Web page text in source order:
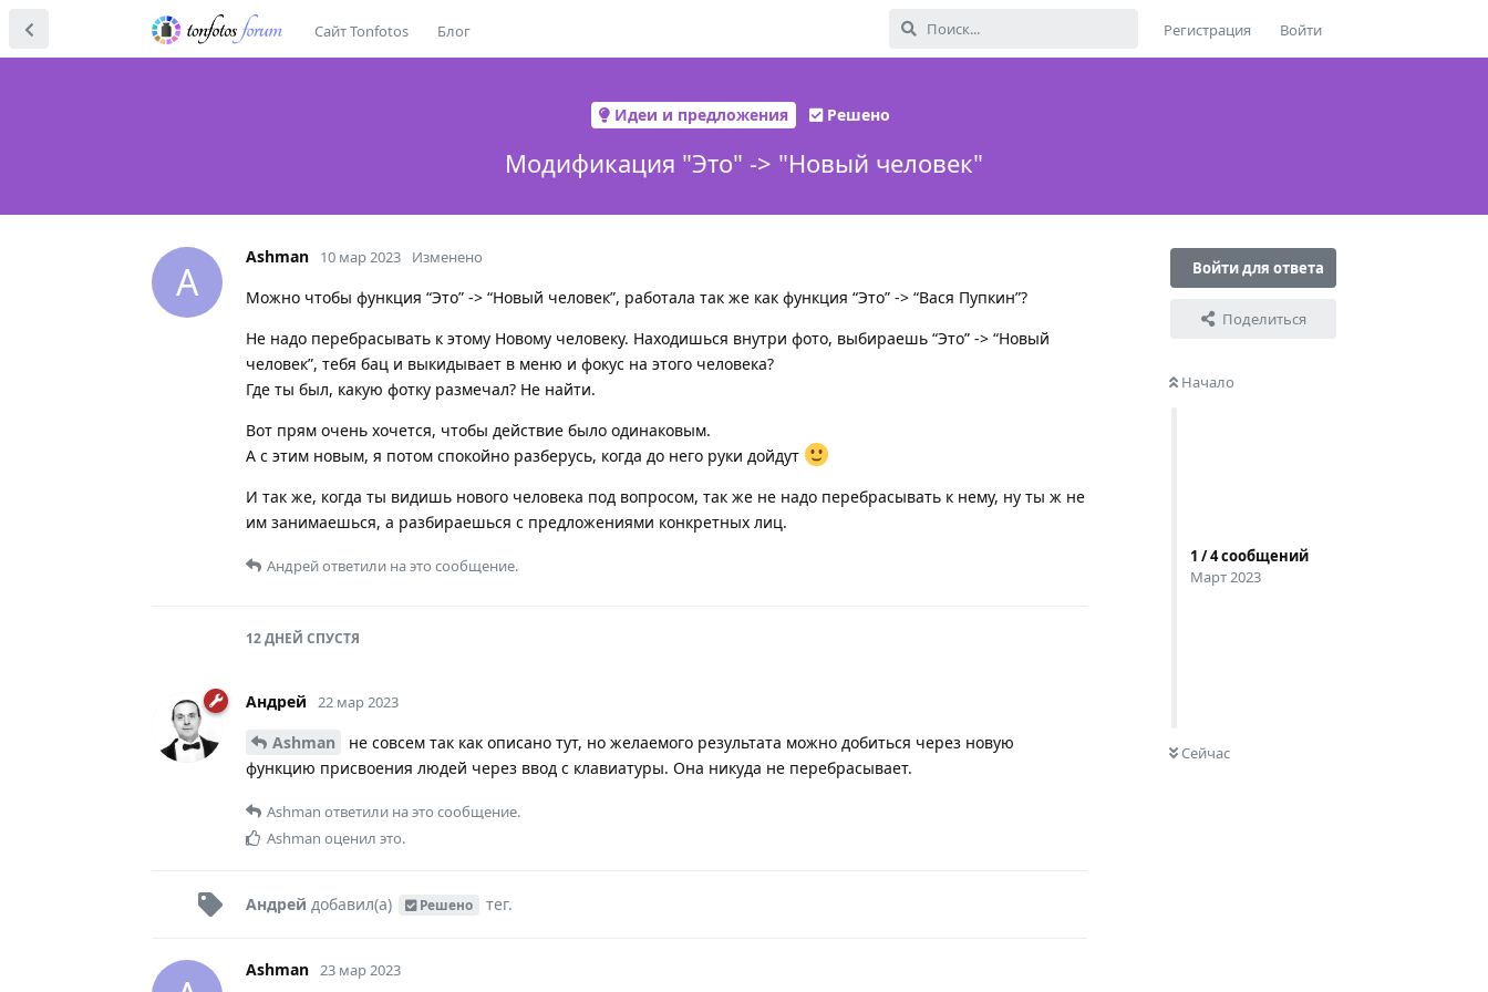
Сайт Tonfotos Блог Регистрация Войти
Идеи и предложения Решено
Модификация "Это" -> "Новый человек"
Войти для ответа
Поделиться
Начало
1 /4сообщений
Март 2023
Сейчас
A
Ashman 10 мар 2023 Изменено
Можно чтобы функция “Это” -> “Новый человек”, работала так же как функция “Это” -> “Вася Пупкин”?
Не надо перебрасывать к этому Новому человеку. Находишься внутри фото, выбираешь “Это” -> “Новый
человек”, тебя бац и выкидывает в меню и фокус на этого человека?
Где ты был, какую фотку размечал? Не найти.
Вот прям очень хочется, чтобы действие было одинаковым.
А с этим новым, я потом спокойно разберусь, когда до него руки дойдут
И так же, когда ты видишь нового человека под вопросом, так же не надо перебрасывать к нему, ну ты ж не
им занимаешься, а разбираешься с предложениями конкретных лиц.
Андрейответили на это сообщение.
12 ДНЕЙ СПУСТЯ
Андрей 22 мар 2023
Ashman
не совсем так как описано тут, но желаемого результата можно добиться через новую
функцию присвоения людей через ввод с клавиатуры. Она никуда не перебрасывает.
Ashman ответили на это сообщение.
Ashman оценил это.
Андрей добавил(а) Решено тег.
Ashman 23 мар 2023